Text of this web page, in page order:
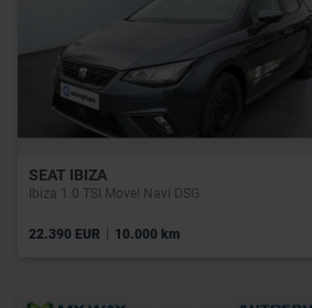
SEAT IBIZA
Ibiza 1.0 TSI Move! Navi DSG
22.390 EUR | 10.000 km